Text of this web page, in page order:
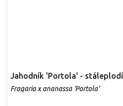
Jahodník 'Portola' -
Fragaria x ananassa 'Portola'